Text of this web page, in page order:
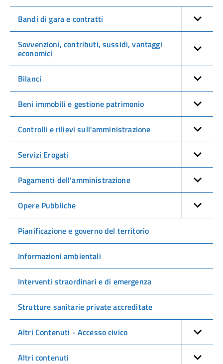
Bandi di gara e contratti
Sovvenzioni, contributi, sussidi, vantaggi
economici
Bilanci
Beni immobili e gestione patrimonio
Controlli e rilievi sull'amministrazione
Servizi Erogati
Pagamenti dell'amministrazione
Opere Pubbliche
Pianificazione e governo del territorio
Informazioni ambientali
Interventi straordinari e di emergenza
Strutture sanitarie private accreditate
Altri Contenuti - Accesso civico
Altri contenuti